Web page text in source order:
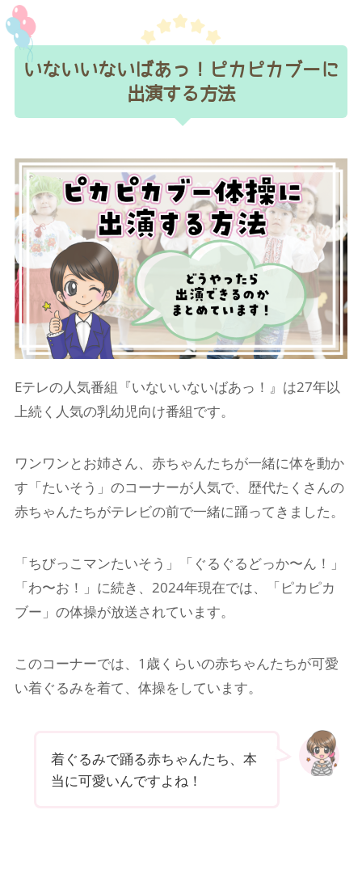
いないいないばあっ！ピカピカブーに
出演する方法
Eテレの人気番組『いないいないばあっ！』は27年以
上続く人気の乳幼児向け番組です。
ワンワンとお姉さん、赤ちゃんたちが一緒に体を動か
す「たいそう」のコーナーが人気で、歴代たくさんの
赤ちゃんたちがテレビの前で一緒に踊ってきました。
「ちびっこマンたいそう」「ぐるぐるどっか〜ん！」
「わ〜お！」に続き、2024年現在では、「ピカピカ
ブー」の体操が放送されています。
このコーナーでは、1歳くらいの赤ちゃんたちが可愛
い着ぐるみを着て、体操をしています。
着ぐるみで踊る赤ちゃんたち、本
当に可愛いんですよね！